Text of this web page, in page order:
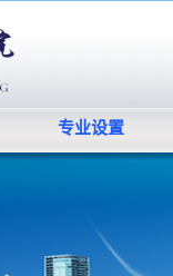
专业设置